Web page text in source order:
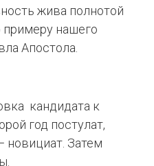
жива полнотой
примеру нашего
Апостола.
кандидата к
год постулат,
новициат. Затем